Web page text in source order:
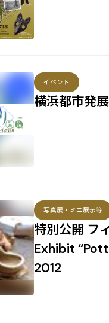
横浜都市発
イベント
特別公開 フ
Exhibit
2012
写真展・ミニ展示等